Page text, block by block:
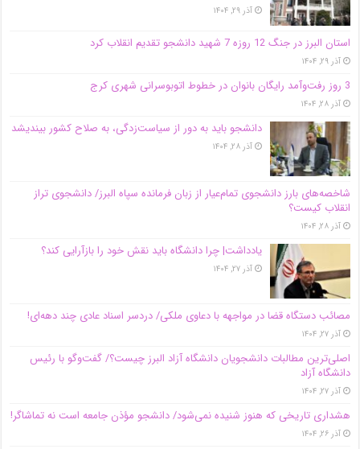
آذر ۲۹, ۱۴۰۴
استان البرز در جنگ 12 روزه 7 شهید دانشجو تقدیم انقلاب کرد
آذر ۲۹, ۱۴۰۴
3 روز رفت‌وآمد رایگان بانوان در خطوط اتوبوسرانی شهری کرج
آذر ۲۸, ۱۴۰۴
دانشجو باید به دور از سیاست‌زدگی، به صلاح کشور بیندیشد
آذر ۲۸, ۱۴۰۴
شاخصه‌های بارز دانشجوی تمام‌عیار از زبان فرمانده سپاه البرز/ دانشجوی تراز
انقلاب کیست؟
آذر ۲۸, ۱۴۰۴
یادداشت| چرا دانشگاه باید نقش خود را بازآرایی کند؟
آذر ۲۷, ۱۴۰۴
مصائب دستگاه قضا در مواجهه با دعاوی ملکی/ دردسر اسناد عادی چند‌ دهه‌ای!
آذر ۲۷, ۱۴۰۴
اصلی‌ترین مطالبات دانشجویان دانشگاه آزاد البرز چیست؟/ گفت‌وگو با رئیس
دانشگاه آز‌اد
آذر ۲۷, ۱۴۰۴
هشداری تاریخی که هنوز شنیده نمی‌شود/ دانشجو مؤذن جامعه است نه تماشاگر!
آذر ۲۶, ۱۴۰۴